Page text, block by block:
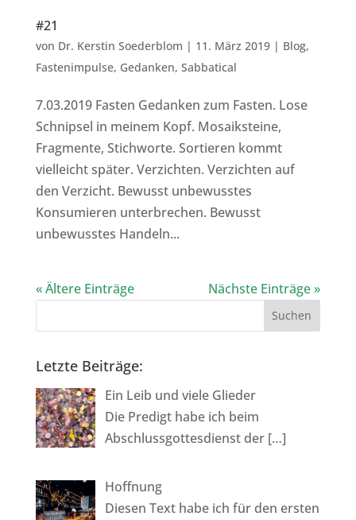
#21
von Dr. Kerstin Soederblom | 11. März 2019| Blog,
Fastenimpulse, Gedanken, Sabbatical
7.03.2019 Fasten Gedanken zum Fasten. Lose
Schnipsel in meinem Kopf. Mosaiksteine,
Fragmente, Stichworte. Sortieren kommt
vielleicht später. Verzichten. Verzichten auf
den Verzicht. Bewusst unbewusstes
Konsumieren unterbrechen. Bewusst
unbewusstes Handeln...
« Ältere Einträge Nächste Einträge »
Letzte Beiträge:
Ein Leib und viele Glieder
Die Predigt habe ich beim
Abschlussgottesdienst der […]
Hoffnung
Diesen Text habe ich für den ersten